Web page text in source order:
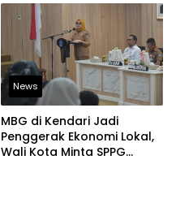
Solid
News
MBG di Kendari Jadi
Penggerak Ekonomi Lokal,
Wali Kota Minta SPPG